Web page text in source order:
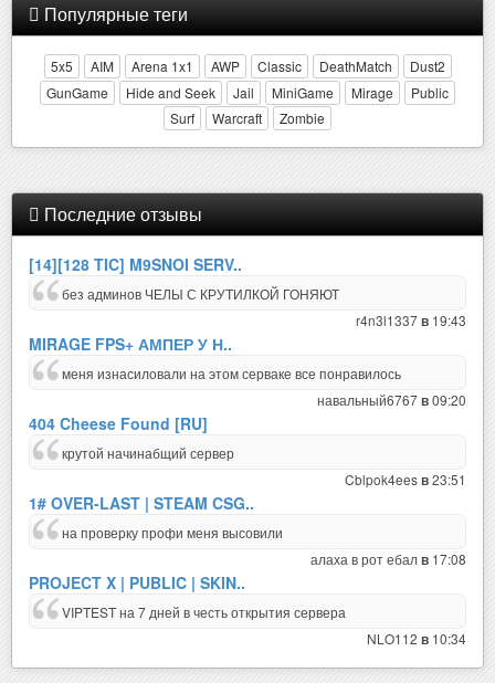
Популярные теги
5x5 AIM Arena 1x1 AWP Classic DeathMatch
Dust2
GunGame
Hide and Seek Jail MiniGame Mirage
Public
Surf
Warcraft Zombie
Последние отзывы
[14][128 TIC] M9SNOI SERV..
без админов ЧЕЛЫ С КРУТИЛКОЙ ГОНЯЮТ
r4n3l1337в 19:43
MIRAGE FPS+ АМПЕР У Н..
меня изнасиловали на этом серваке все понравилось
навальный6767в09:20
404 Cheese Found [RU]
крутой начинабщий сервер
Cblpok4eesв23:51
1# OVER-LAST | STEAM CSG..
на проверку профи меня высовили
алаха в рот ебалв 17:08
PROJECT X | PUBLIC | SKIN..
VIPTEST на 7 дней в честь открытия сервера
NLO112 в 10:34